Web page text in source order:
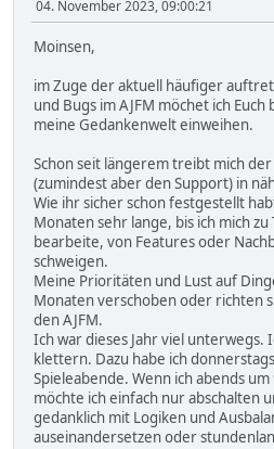
04. November 2023, 09:00:21
Moinsen,
im Zuge der aktuell häufiger
und Bugs im AJFM möchet ich Euch
meine Gedankenwelt einweihen.
Schon seit längerem treibt mich
(zumindest aber den Support) in
Wie ihr sicher schon festgestellt
Monaten sehr lange, bis ich mich
bearbeite, von Features oder
schweigen.
Meine Prioritäten und Lust auf
Monaten verschoben oder richten
den AJFM.
Ich war dieses Jahr viel unterwegs.
klettern. Dazu habe ich
Spieleabende. Wenn ich abends
möchte ich einfach nur abschalten
gedanklich mit Logiken und
auseinandersetzen oder